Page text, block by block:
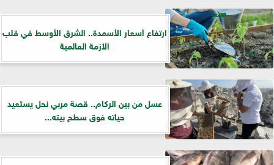
ارتفاع أسعار الأسمدة.. الشرق الأوسط في قلب
الأزمة العالمية
عسل من بين الركام.. قصة مربي نحل يستعيد
حياته فوق سطح بيته...